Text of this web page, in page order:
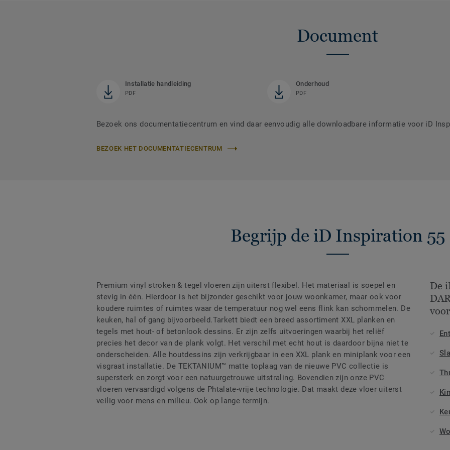
Document
Installatie handleiding
PDF
Onderhoud
PDF
Bezoek ons documentatiecentrum en vind daar eenvoudig alle downloadbare informatie voor iD
BEZOEK HET DOCUMENTATIECENTRUM
Begrijp de iD Inspiration 55
Premium vinyl stroken & tegel vloeren zijn uiterst flexibel. Het materiaal is soepel en
stevig in één. Hierdoor is het bijzonder geschikt voor jouw woonkamer, maar ook voor
koudere ruimtes of ruimtes waar de temperatuur nog wel eens flink kan schommelen. De
keuken, hal of gang bijvoorbeeld.Tarkett biedt een breed assortiment XXL planken en
tegels met hout- of betonlook dessins. Er zijn zelfs uitvoeringen waarbij het reliëf
precies het decor van de plank volgt. Het verschil met echt hout is daardoor bijna niet te
onderscheiden. Alle houtdessins zijn verkrijgbaar in een XXL plank en miniplank voor een
visgraat installatie. De TEKTANIUM™ matte toplaag van de nieuwe PVC collectie is
supersterk en zorgt voor een natuurgetrouwe uitstraling. Bovendien zijn onze PVC
vloeren vervaardigd volgens de Phtalate-vrije technologie. Dat maakt deze vloer uiterst
veilig voor mens en milieu. Ook op lange termijn.
De